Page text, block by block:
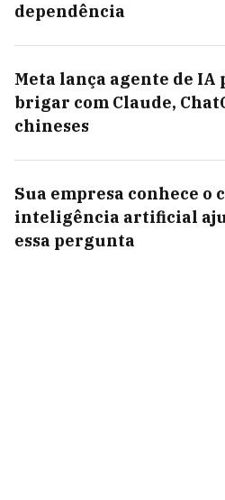
dependência
Meta lança agente de IA
brigar com Claude,
chineses
Sua empresa conhece o
inteligência artificial
essa pergunta